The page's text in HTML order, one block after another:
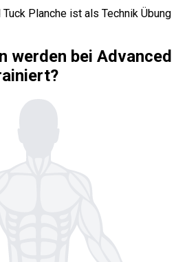
Tuck Planche ist als Technik Übung
werden bei Advanced